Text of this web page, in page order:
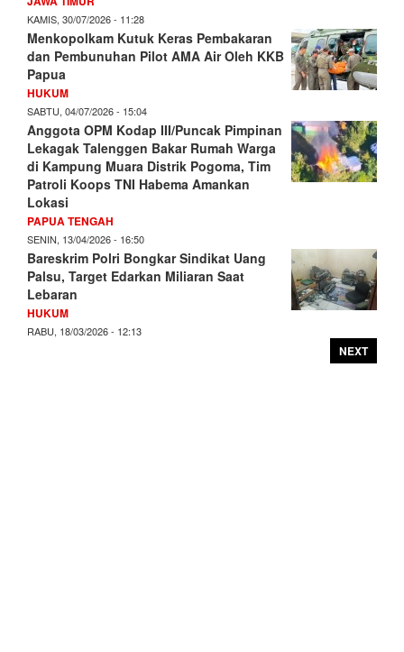
KAMIS, 30/07/2026 - 11:28
Menkopolkam Kutuk Keras Pembakaran
dan Pembunuhan Pilot AMA Air Oleh KKB
Papua
HUKUM
SABTU, 04/07/2026 - 15:04
Anggota OPM Kodap III/Puncak Pimpinan
Lekagak Talenggen Bakar Rumah Warga
di Kampung Muara Distrik Pogoma, Tim
Patroli Koops TNI Habema Amankan
Lokasi
PAPUA TENGAH
SENIN, 13/04/2026 - 16:50
Bareskrim Polri Bongkar Sindikat Uang
Palsu, Target Edarkan Miliaran Saat
Lebaran
HUKUM
RABU, 18/03/2026 - 12:13
NEXT